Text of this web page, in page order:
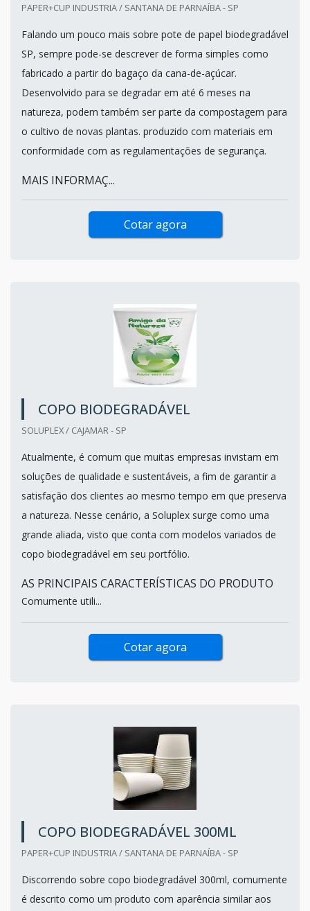
PAPER+CUP INDUSTRIA / SANTANA DE PARNAÍBA - SP
Falando um pouco mais sobre pote de papel biodegradável
SP, sempre pode-se descrever de forma simples como
fabricado a partir do bagaço da cana-de-açúcar.
Desenvolvido para se degradar em até 6 meses na
natureza, podem também ser parte da compostagem para
o cultivo de novas plantas. produzido com materiais em
conformidade com as regulamentações de segurança.
MAIS INFORMAÇ...
Cotar agora
COPO BIODEGRADÁVEL
SOLUPLEX / CAJAMAR - SP
Atualmente, é comum que muitas empresas invistam em
soluções de qualidade e sustentáveis, a fim de garantir a
satisfação dos clientes ao mesmo tempo em que preserva
a natureza. Nesse cenário, a Soluplex surge como uma
grande aliada, visto que conta com modelos variados de
copo biodegradável em seu portfólio.
AS PRINCIPAIS CARACTERÍSTICAS DO PRODUTO
Comumente utili...
Cotar agora
COPO BIODEGRADÁVEL 300ML
PAPER+CUP INDUSTRIA / SANTANA DE PARNAÍBA - SP
Discorrendo sobre copo biodegradável 300ml, comumente
é descrito como um produto com aparência similar aos